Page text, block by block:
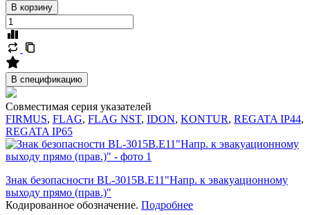
В корзину
В спецификацию
Совместимая серия указателей
FIRMUS, FLAG, FLAG NST, IDON, KONTUR, REGATA IP44,
REGATA IP65
Знак безопасности BL-3015B.E11"Напр. к эвакуационному
выходу прямо (прав.)"
Кодированное обозначение. Подробнее